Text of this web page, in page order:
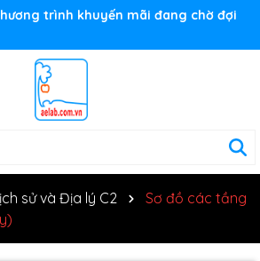
trình khuyến mãi đang chờ đợi
sử và Địa lý C2
Sơ đồ các tầng